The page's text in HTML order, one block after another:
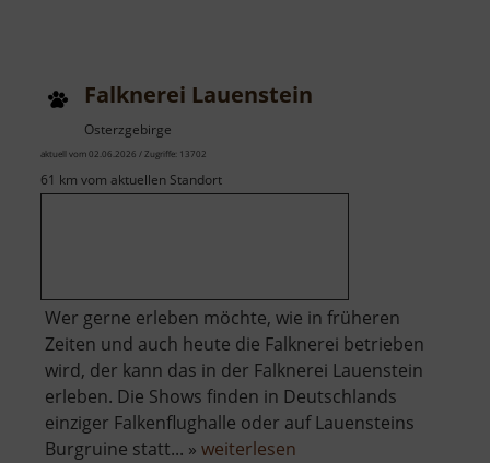
Falknerei Lauenstein
Osterzgebirge
aktuell vom 02.06.2026 / Zugriffe: 13702
61 km vom aktuellen Standort
Wer gerne erleben möchte, wie in früheren
Zeiten und auch heute die Falknerei betrieben
wird, der kann das in der Falknerei Lauenstein
erleben. Die Shows finden in Deutschlands
einziger Falkenflughalle oder auf Lauensteins
Burgruine statt... » weiterlesen